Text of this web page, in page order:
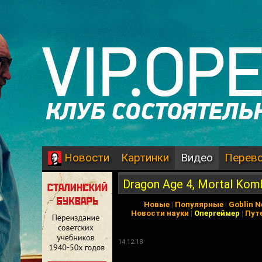
Новости Картинки Видео
Dragon Age 4, Mortal
Новые | Популярные | Goblin
Новости науки | Опергеймер |
14.12.18